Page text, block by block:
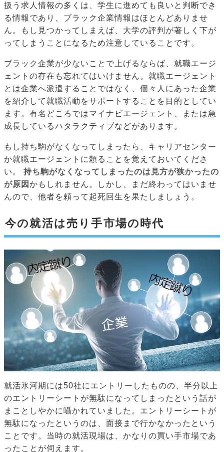
扱う求人情報の多くは、学生に進めても良いと判断でき
る情報であり、ブラック企業情報はほとんどありませ
ん。もし見つかってしまえば、大学の評判が著しく下が
ってしまうことになるため注意していることです。
ブラック企業が少ないことで上げるならば、就職エージ
ェントの存在も忘れてはいけません。就職エージェント
とは企業へ派遣することではなく、個々人にあった企業
を紹介して就職活動をサポートすることを目的としてい
ます。有名どころではマイナビエージェント、または急
成長しているハタラクティブなどがあります。
もし持ち駒がなくなってしまったら、キャリアセンター
か就職エージェントに頼ることを覚えておいてくださ
い。
持ち駒がなくなってしまったのは見方が狭かったの
が原因 かもしれません。しかし、まだ終わってはいませ
んので、他者を頼って起死回生を果たしましょう。
今の就活は売り手市場の時代
就活氷河期には50社にエントリーしたものの、半分以上
のエントリーシートが無駄になってしまったという話が
まことしやかに囁かれていました。エントリーシートが
無駄になったというのは、面接まで行かなかったという
ことです。当時の就活現場は、かなりの買い手市場であ
ったことが伺えます。